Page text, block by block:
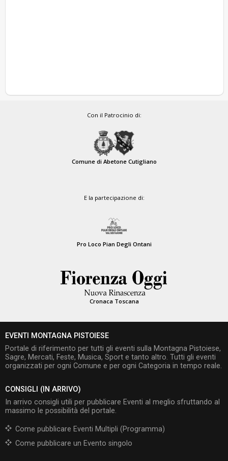
Con il Patrocinio di:
Comune di Abetone Cutigliano
E la partecipazione di:
Pro Loco Pian Degli Ontani
Cronaca Toscana
EVENTI MONTAGNA PISTOIESE
Portale di riferimento per tutti gli eventi sulla Montagna Pistoiese,
Sagre, Mercati, Feste, Musica, Sport e tanto altro. Tutti gli eventi
organizzati per ogni Comune e per ogni Categoria in tempo reale.
CONSIGLI (IN ARRIVO)
In arrivo consigli utili per pubblicare Eventi al meglio sfruttando al
massimo le possibilità del portale.
Come pubblicare Eventi Multipli (Programma)
Come pubblicare un Evento singolo